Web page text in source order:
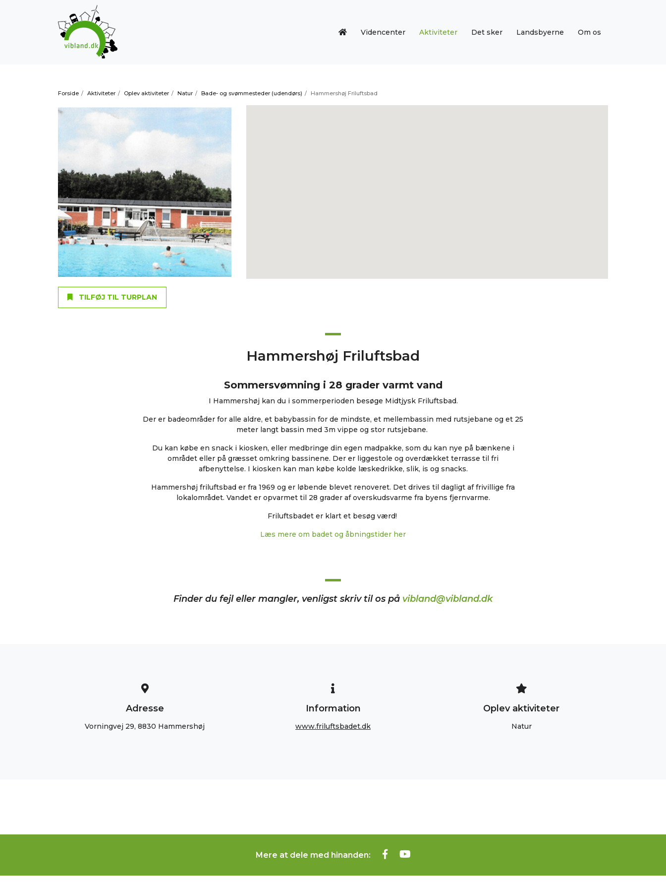
Videncenter Aktiviteter Det sker Landsbyerne Om os
Forside / Aktiviteter / Oplev aktiviteter / Natur / Bade- og svømmesteder (udendørs) / Hammershøj Friluftsbad
TILFØJ TIL TURPLAN
Hammershøj Friluftsbad
Sommersvømning i 28 grader varmt vand
I Hammershøj kan du i sommerperioden besøge Midtjysk Friluftsbad.
Der er badeområder for alle aldre, et babybassin for de mindste, et mellembassin med rutsjebane og et 25
meter langt bassin med 3m vippe og stor rutsjebane.
Du kan købe en snack i kiosken, eller medbringe din egen madpakke, som du kan nye på bænkene i
området eller på græsset omkring bassinene. Der er liggestole og overdækket terrasse til fri
afbenyttelse. I kiosken kan man købe kolde læskedrikke, slik, is og snacks.
Hammershøj friluftsbad er fra 1969 og er løbende blevet renoveret. Det drives til dagligt af frivillige fra
lokalområdet. Vandet er opvarmet til 28 grader af overskudsvarme fra byens fjernvarme.
Friluftsbadet er klart et besøg værd!
Læs mere om badet og åbningstider her
Finder du fejl eller mangler, venligst skriv til os på vibland@vibland.dk
Adresse
Vorningvej 29, 8830 Hammershøj
Information
www.friluftsbadet.dk
Oplev aktiviteter
Natur
Mere at dele med hinanden: